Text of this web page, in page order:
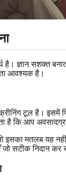
ज्ञान सशक्त
आवश्यक है।
टूल है। इसमें
है कि आप
मतलब यह नहीं
जो सटीक निदान कर